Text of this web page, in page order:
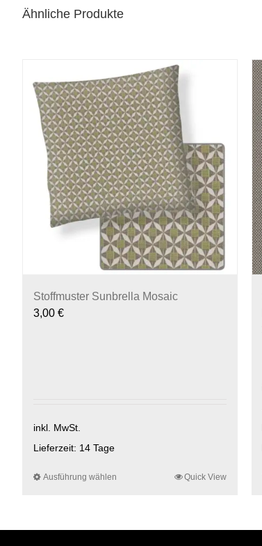
Ähnliche Produkte
Stoffmuster Sunbrella Mosaic
3,00 €
inkl. MwSt.
Lieferzeit: 14 Tage
Ausführung wählen
mehrere
Quick View